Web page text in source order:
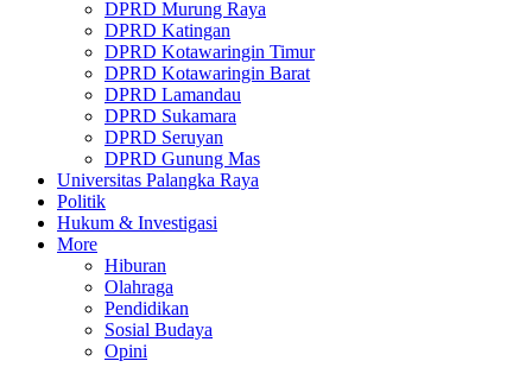
DPRD Murung Raya
DPRD Katingan
DPRD Kotawaringin Timur
DPRD Kotawaringin Barat
DPRD Lamandau
DPRD Sukamara
DPRD Seruyan
DPRD Gunung Mas
Universitas Palangka Raya
Politik
Hukum & Investigasi
More
Hiburan
Olahraga
Pendidikan
Sosial Budaya
Opini